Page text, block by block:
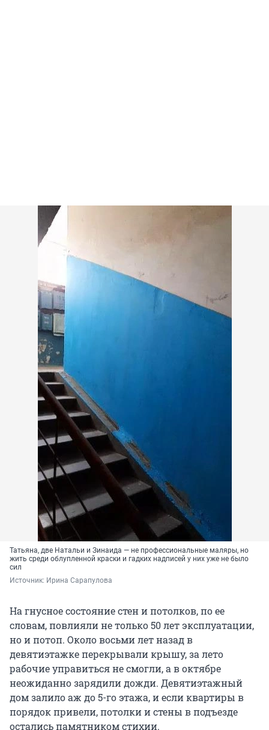
Татьяна, две Натальи и Зинаида — не профессиональные маляры, но
жить среди облупленной краски и гадких надписей у них уже не было
сил
Источник: Ирина Сарапулова
На гнусное состояние стен и потолков, по ее
словам, повлияли не только 50 лет эксплуатации,
но и потоп. Около восьми лет назад в
девятиэтажке перекрывали крышу, за лето
рабочие управиться не смогли, а в октябре
неожиданно зарядили дожди. Девятиэтажный
дом залило аж до 5-го этажа, и если квартиры в
порядок привели, потолки и стены в подъезде
остались памятником стихии.